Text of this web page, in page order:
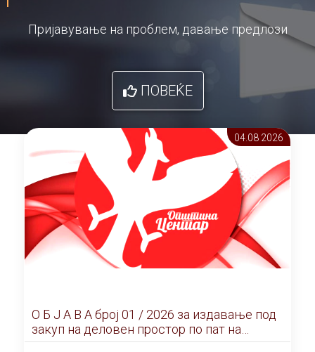
Пријавување на проблем, давање предлози
ПОВЕЌЕ
04.08 2026
О Б Ј А В А брoj 01 / 2026 за издавање под
закуп на деловен простор по пат на
ЕЛЕКТРОНСКО ЈАВНО НАДДАВАЊЕ